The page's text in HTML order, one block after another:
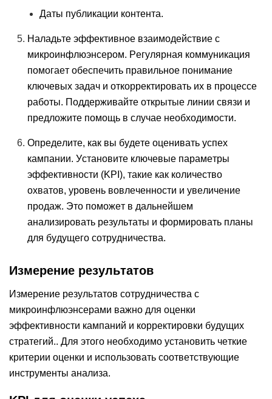
Даты публикации контента.
Наладьте эффективное взаимодействие с
микроинфлюэнсером. Регулярная коммуникация
помогает обеспечить правильное понимание
ключевых задач и откорректировать их в процессе
работы. Поддерживайте открытые линии связи и
предложите помощь в случае необходимости.
Определите, как вы будете оценивать успех
кампании. Установите ключевые параметры
эффективности (KPI), такие как количество
охватов, уровень вовлеченности и увеличение
продаж. Это поможет в дальнейшем
анализировать результаты и формировать планы
для будущего сотрудничества.
Измерение результатов
Измерение результатов сотрудничества с
микроинфлюэнсерами важно для оценки
эффективности кампаний и корректировки будущих
стратегий.. Для этого необходимо установить четкие
критерии оценки и использовать соответствующие
инструменты анализа.